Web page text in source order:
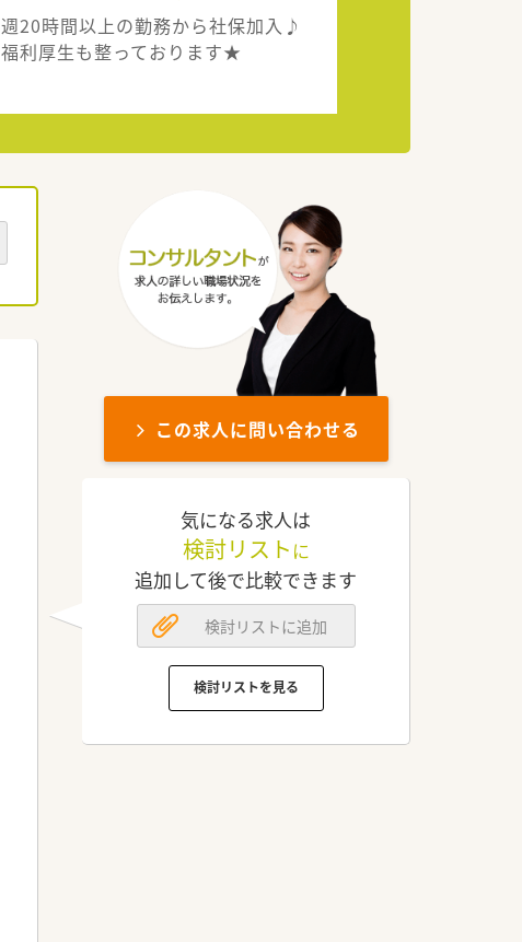
週20時間以上の勤務から社保加入♪
福利厚生も整っております★
この求人に問い合わせる
気になる求人は
検討リスト に
追加して後で比較できます
検討リストに追加
検討リストを見る